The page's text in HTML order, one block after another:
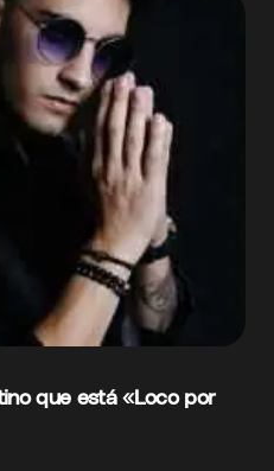
que está «Loco por